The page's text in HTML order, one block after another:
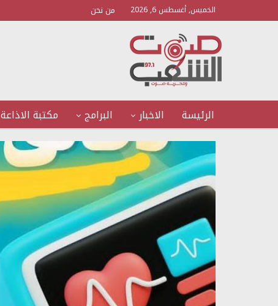
الخميس, أغسطس 6, 2026 من نحن
الرئيسة الاخبار البرامج مكتبة الاذاعة